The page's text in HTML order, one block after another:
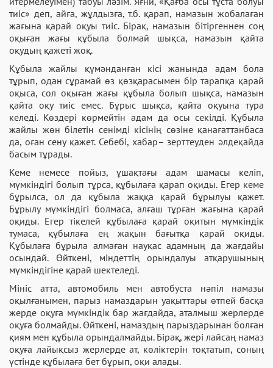
тиіс» деп, айға, жұлдызға, т.б. қарап, намазын жобалаған
жағына қарай оқуы тиіс. Бірақ, намазын бітіргеннен соң
оқыған жағы құбыла болмай шықса, намазын қайта
оқудың қажеті жоқ.
Құбыла жайлы қүмәнданған кісі жанында адам бола
тұрып, одан сұрамай өз қөзқарасымен бір тарапқа қарай
оқыса, сол оқыған жағы құбыла болып шықса, намазын
қайта оқу тиіс емес. Бұрыс шықса, қайта оқуына тура
келеді. Көздері көрмейтін адам да осы секілді. Құбыла
жайлы жөн білетін сенімді кісінің сөзіне қанағаттанбаса
да, оған сену қажет. Себебі, хабар– зерттеуден әлдеқайда
басым тұрады.
Кеме немесе пойыз, ұшақтағы адам шамасы келіп,
мүмкіндігі болып тұрса, құбылаға қарап оқиды. Егер кеме
бұрылса, ол да құбыла жаққа қарай бұрылуы қажет.
Бұрылу мүмкіндігі болмаса, алғаш тұрған жағына қарай
оқиды. Егер тікелей құбылаға қарай оқитын мүмкіндік
тумаса, құбылаға ең жақын бағытқа қарай оқиды.
Құбылаға бұрыла алмаған науқас адамның да жағдайы
осындай. Өйткені, міндеттің орындалуы атқарушының
мүмкіндігіне қарай шектеледі.
Мініс атта, автомобиль мен автобуста нәпіл намазы
оқылғанымен, парыз намаздарын уақыттары өтпей басқа
жерде оқуға мүмкіндік бар жағдайда, аталмыш жерлерде
оқуға болмайды. Өйткені, намаздың парыздарынан болған
қиям мен құбыла орындалмайды. Бірақ, жері лайсаң намаз
оқуға лайықсыз жерлерде ат, көліктерін тоқтатып, соның
үстінде құбылаға бет бұрып, оқи алады.